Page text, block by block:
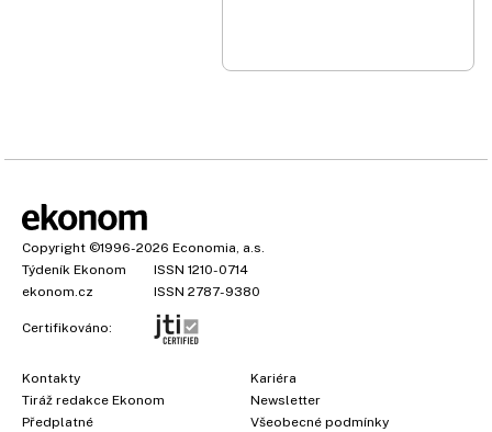
Copyright ©1996-2026 Economia, a.s.
Týdeník Ekonom
ISSN 1210-0714
ekonom.cz
ISSN 2787-9380
Certifikováno:
Kontakty
Tiráž redakce Ekonom
Předplatné
Kariéra
Newsletter
Všeobecné podmínky